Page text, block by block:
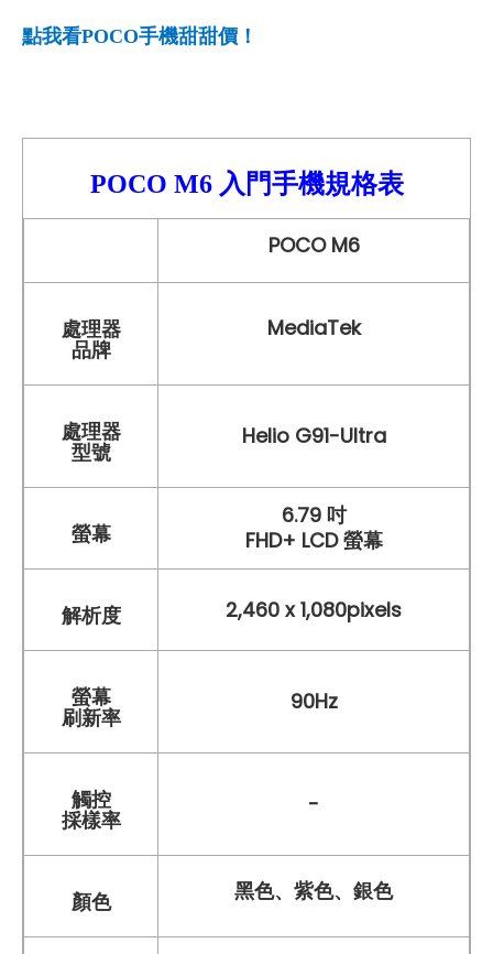
點我看POCO手機甜甜價！
POCO M6 入門手機規格表
POCO M6
處理器
品牌
MediaTek
處理器
型號
Helio G91-Ultra
螢幕
6.79 吋
FHD+ LCD 螢幕
解析度 2,460 x 1,080pixels
螢幕
刷新率
90Hz
觸控
採樣率
-
顏色 黑色、紫色、銀色